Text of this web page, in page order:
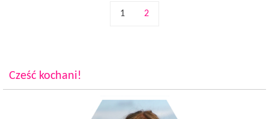
1 2
Cześć kochani!